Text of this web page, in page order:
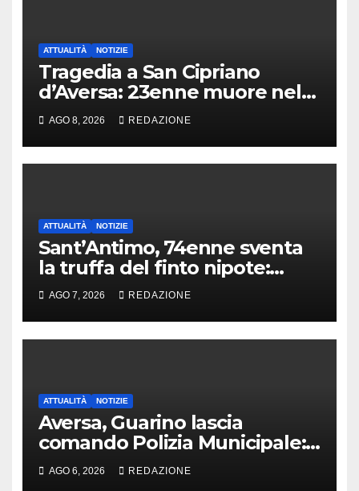
ATTUALITÀ NOTIZIE
Tragedia a San Cipriano
d’Aversa: 23enne muore nel
panificio
AGO 8, 2026 REDAZIONE
ATTUALITÀ NOTIZIE
Sant’Antimo, 74enne sventa
la truffa del finto nipote:
denunciato un 16enne
AGO 7, 2026 REDAZIONE
ATTUALITÀ NOTIZIE
Aversa, Guarino lascia
comando Polizia Municipale:
arriva Nacar
AGO 6, 2026 REDAZIONE